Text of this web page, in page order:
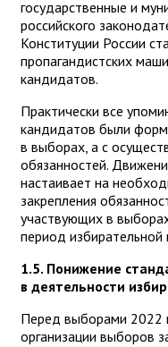
государственные и
российского
Конституции России
пропагандистских
кандидатов.
Практически все
кандидатов были
в выборах, а с
обязанностей.
настаивает на
закрепления
участвующих в
период избирательной
1.5. Понижение
в деятельности
Перед выборами 2022
организации выборов